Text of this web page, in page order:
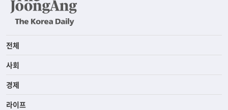
전체
사회
경제
라이프